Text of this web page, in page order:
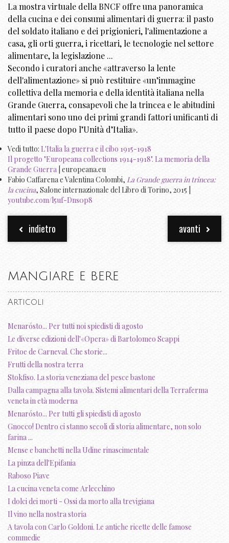
La mostra virtuale della BNCF offre una panoramica
della cucina e dei consumi alimentari di guerra: il pasto
del soldato italiano e dei prigionieri, l'alimentazione a
casa, gli orti guerra, i ricettari, le tecnologie nel settore
alimentare, la legislazione ...
Secondo i curatori anche «attraverso la lente
dell'alimentazione» si può restituire «un’immagine
collettiva della memoria e della identità italiana nella
Grande Guerra, consapevoli che la trincea e le abitudini
alimentari sono uno dei primi grandi fattori unificanti di
tutto il paese dopo l’Unità d’Italia».
Vedi tutto: L'Italia la guerra e il cibo 1915-1918
Il progetto "Europeana collections 1914-1918". La memoria della
Grande Guerra | europeana.eu
Fabio Caffarena e Valentina Colombi, La Grande guerra in trincea:
la cucina, Salone internazionale del Libro di Torino, 2015 |
youtube.com/l5uf-Dns0p8
indietro avanti
MANGIARE E BERE
Articoli
Menarósto... Per tutti noi spiedisti di agosto
Le diverse edizioni dell'«Opera» di Bartolomeo Scappi
Fritoe de Carneval. Che storie...
Frutti della nostra terra
Stokfiso. La storia veneziana del pesce bastone
Dalla campagna alla tavola. Sistemi alimentari della Terraferma
veneta in età moderna
Menarósto... Per tutti gli spiedisti di agosto
Gnocco! Dentro ci stanno secoli di storia alimentare, non solo
farina ...
Mense e banchetti nella Udine rinascimentale
La pinza dell'Epifania
Raboso Piave
La cucina veneta come Arlecchino
I dolci dei morti - Ossi da morto alla trevigiana
Il vino nella nostra storia
A tavola con Carlo Goldoni. Le antiche ricette delle famose
commedie